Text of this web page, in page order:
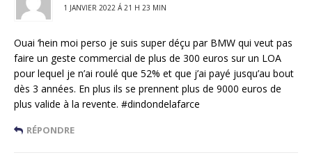
1 JANVIER 2022 Á 21 H 23 MIN
Ouai ‘hein moi perso je suis super déçu par BMW qui veut pas
faire un geste commercial de plus de 300 euros sur un LOA
pour lequel je n’ai roulé que 52% et que j’ai payé jusqu’au bout
dès 3 années. En plus ils se prennent plus de 9000 euros de
plus valide à la revente. #dindondelafarce
RÉPONDRE